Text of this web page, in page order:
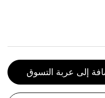
إلى عربة التسوق